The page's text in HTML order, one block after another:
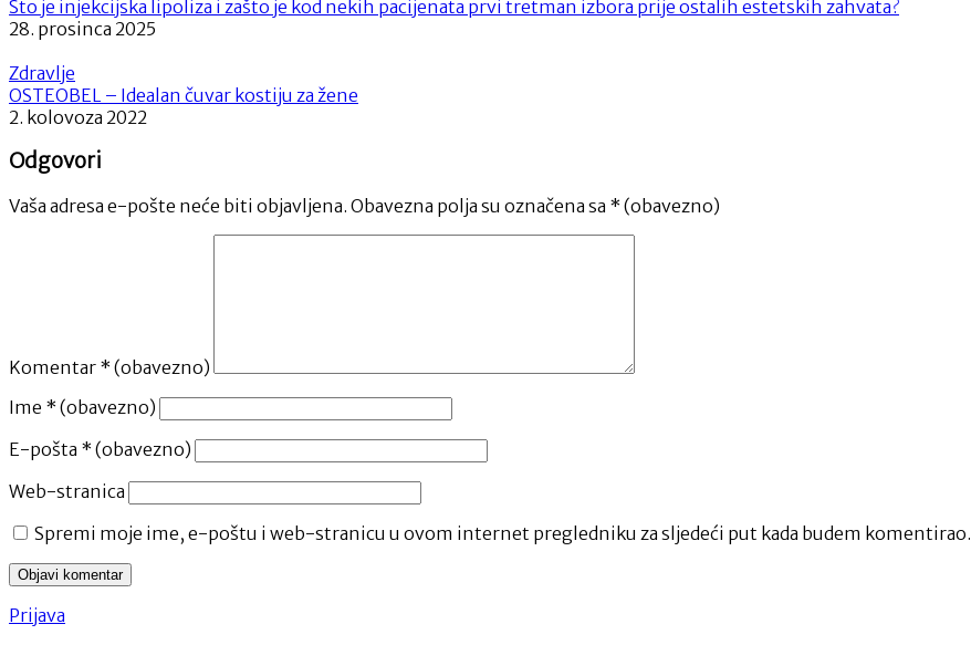
Što je injekcijska lipoliza i zašto je kod nekih pacijenata prvi tretman izbora prije ostalih estetskih zahvata?
28. prosinca 2025
Zdravlje
OSTEOBEL – Idealan čuvar kostiju za žene
2. kolovoza 2022
Odgovori
Vaša adresa e-pošte neće biti objavljena. Obavezna polja su označena sa * (obavezno)
Komentar * (obavezno)
Ime * (obavezno)
E-pošta * (obavezno)
Web-stranica
Spremi moje ime, e-poštu i web-stranicu u ovom internet pregledniku za sljedeći put kada budem komentirao.
Prijava